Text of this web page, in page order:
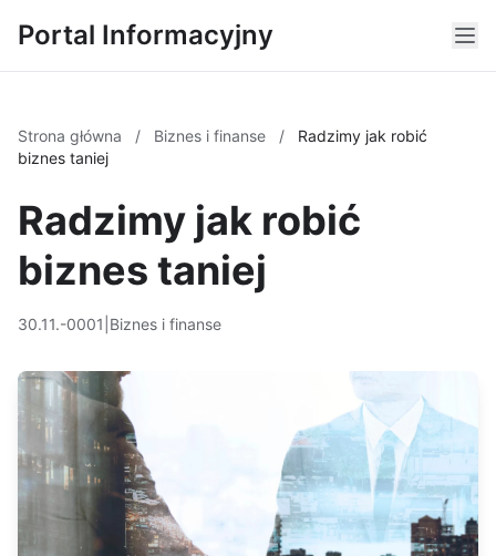
Portal Informacyjny
Strona główna / Biznes i finanse /
Radzimy jak robić
biznes taniej
Radzimy jak robić
biznes taniej
30.11.-0001 Biznes i finanse